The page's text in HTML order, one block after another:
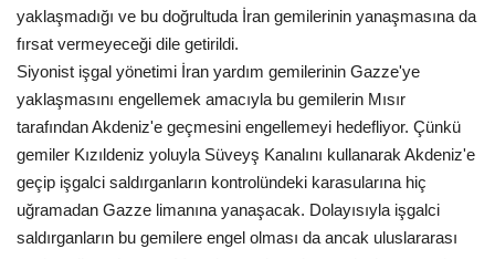
Ekonomi
Siyaset
Galeriler
Yaşam
yaklaşmadığı ve bu doğrultuda İran gemilerinin yanaşmasına da
fırsat vermeyeceği dile getirildi.
Siyonist işgal yönetimi İran yardım gemilerinin Gazze'ye
yaklaşmasını engellemek amacıyla bu gemilerin Mısır
tarafından Akdeniz'e geçmesini engellemeyi hedefliyor. Çünkü
gemiler Kızıldeniz yoluyla Süveyş Kanalını kullanarak Akdeniz'e
geçip işgalci saldırganların kontrolündeki karasularına hiç
uğramadan Gazze limanına yanaşacak. Dolayısıyla işgalci
saldırganların bu gemilere engel olması da ancak uluslararası